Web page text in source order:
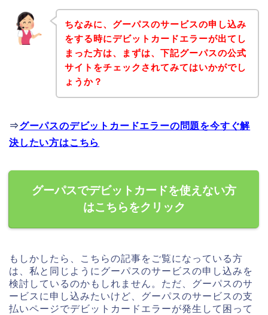
ちなみに、グーパスのサービスの申し込み
をする時にデビットカードエラーが出てし
まった方は、まずは、下記グーパスの公式
サイトをチェックされてみてはいかがでし
ょうか？
⇒グーパスのデビットカードエラーの問題を今すぐ解
決したい方はこちら
グーパスでデビットカードを使えない方
はこちらをクリック
もしかしたら、こちらの記事をご覧になっている方
は、私と同じようにグーパスのサービスの申し込みを
検討しているのかもしれません。ただ、グーパスのサ
ービスに申し込みたいけど、グーパスのサービスの支
払いページでデビットカードエラーが発生して困って